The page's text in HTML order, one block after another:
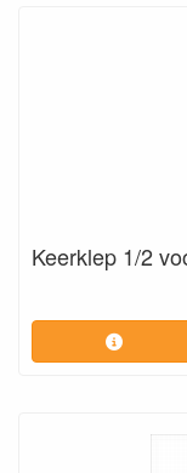
Keerklep 1/2